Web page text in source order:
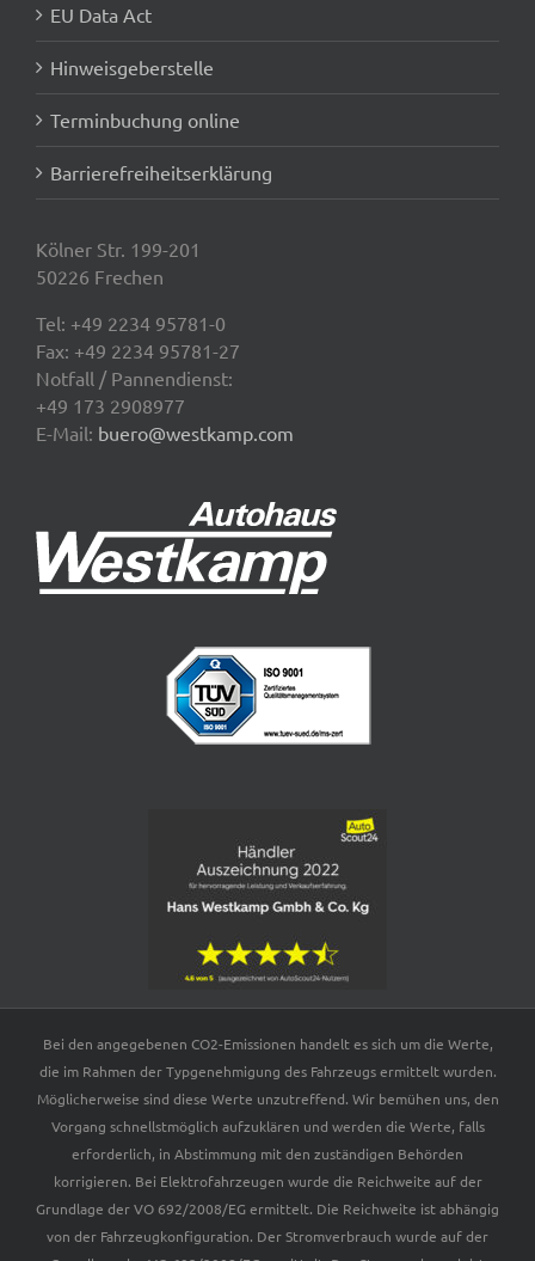
EU Data Act
Hinweisgeberstelle
Terminbuchung online
Barrierefreiheitserklärung
Kölner Str. 199-201
50226 Frechen
Tel: +49 2234 95781-0
Fax: +49 2234 95781-27
Notfall / Pannendienst:
+49 173 2908977
E-Mail: buero@westkamp.com
Bei den angegebenen CO2-Emissionen handelt es sich um die Werte,
die im Rahmen der Typgenehmigung des Fahrzeugs ermittelt wurden.
Möglicherweise sind diese Werte unzutreffend. Wir bemühen uns, den
Vorgang schnellstmöglich aufzuklären und werden die Werte, falls
erforderlich, in Abstimmung mit den zuständigen Behörden
korrigieren. Bei Elektrofahrzeugen wurde die Reichweite auf der
Grundlage der VO 692/2008/EG ermittelt. Die Reichweite ist abhängig
von der Fahrzeugkonfiguration. Der Stromverbrauch wurde auf der